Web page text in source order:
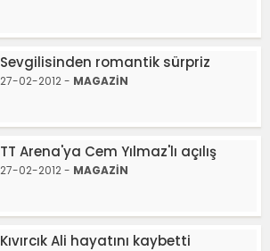
Sevgilisinden romantik sürpriz
27-02-2012 - MAGAZİN
TT Arena'ya Cem Yılmaz'lı açılış
27-02-2012 - MAGAZİN
Kıvırcık Ali hayatını kaybetti